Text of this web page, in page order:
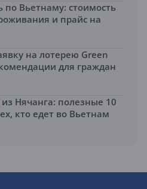
по Вьетнаму: стоимость
и прайс на
на лотерею Green
для граждан
Нячанга: полезные 10
кто едет во Вьетнам